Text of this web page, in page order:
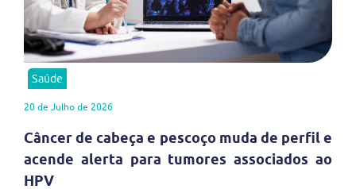
Saúde
20 de Julho de 2026
Câncer de cabeça e pescoço muda de perfil e
acende alerta para tumores associados ao
HPV